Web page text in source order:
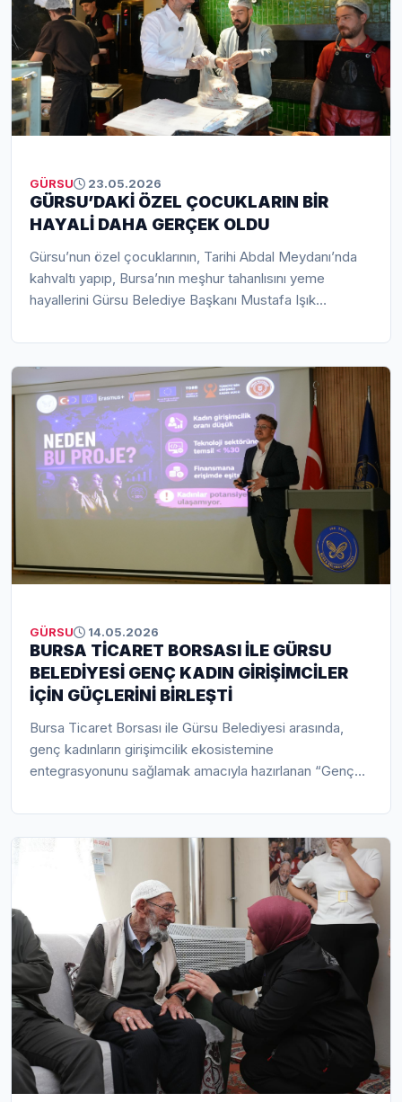
GÜRSU 23.05.2026
GÜRSU’DAKİ ÖZEL ÇOCUKLARIN BİR
HAYALİ DAHA GERÇEK OLDU
Gürsu’nun özel çocuklarının, Tarihi Abdal Meydanı’nda
kahvaltı yapıp, Bursa’nın meşhur tahanlısını yeme
hayallerini Gürsu Belediye Başkanı Mustafa Işık
Meydanı’nda buluşan özel çocuklar, sıcak ve samimi bir
ortamda bir hayallerine daha kavuştular.
GÜRSU 14.05.2026
BURSA TİCARET BORSASI İLE GÜRSU
BELEDİYESİ GENÇ KADIN GİRİŞİMCİLER
İÇİN GÜÇLERİNİ BİRLEŞTİ
Bursa Ticaret Borsası ile Gürsu Belediyesi arasında,
genç kadınların girişimcilik ekosistemine
entegrasyonunu sağlamak amacıyla hazırlanan “Genç
Liderlik Projesi” kamuoyuna tanıtıldı.